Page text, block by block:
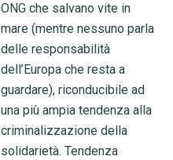
ONG che salvano vite in
mare (mentre nessuno parla
delle responsabilità
dell’Europa che resta a
guardare), riconducibile ad
una più ampia tendenza alla
criminalizzazione della
solidarietà. Tendenza